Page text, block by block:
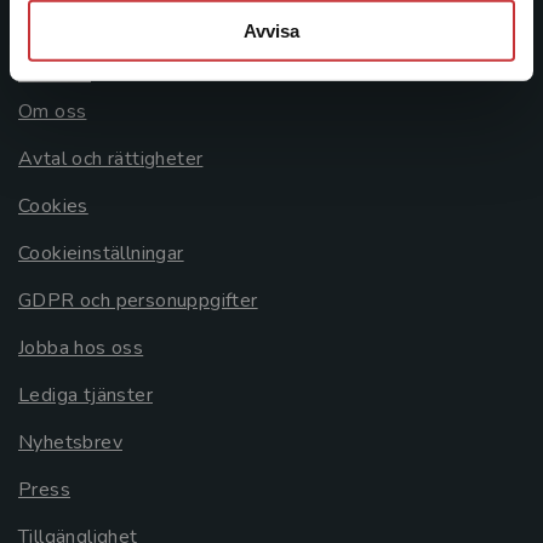
Avvisa
Allmänna länkar
Om oss
Avtal och rättigheter
Cookies
Cookieinställningar
GDPR och personuppgifter
Jobba hos oss
Lediga tjänster
Nyhetsbrev
Press
Tillgänglighet